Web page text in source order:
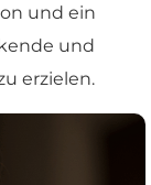
und ein
und
erzielen.